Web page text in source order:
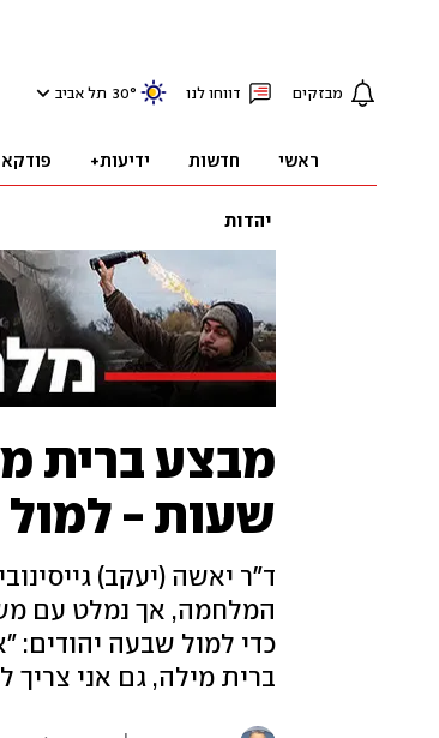
מבזקים דווחו לנו 30° תל אביב
ראשי חדשות ידיעות+
יהדות
שעות - למול
ד"ר יאשה (יעקב)
המלחמה, אך נמלט עם
כדי למול שבעה יהודים:
ברית מילה, גם אני